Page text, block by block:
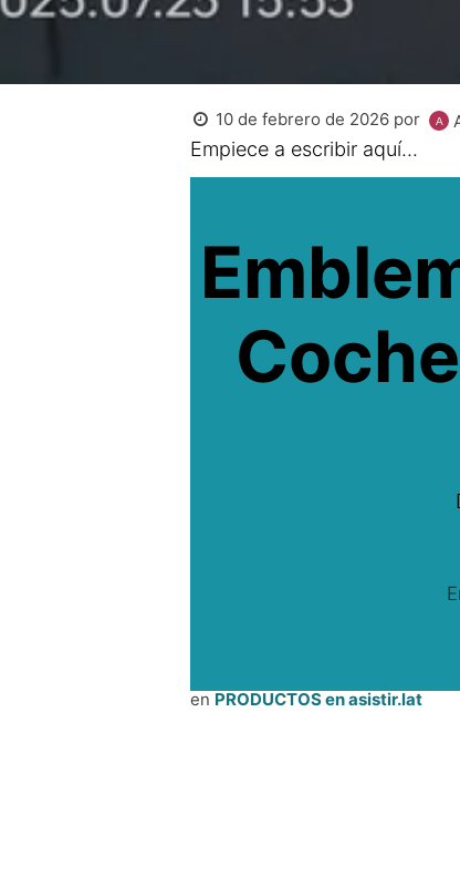
10 de febrero de 2026 por
Empiece a escribir aquí...
en PRODUCTOS en asistir.lat